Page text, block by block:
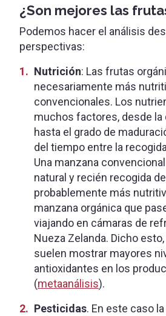
¿Son mejores las
Podemos hacer el análisis
perspectivas:
Nutrición: Las frutas
necesariamente más
convencionales. Los
muchos factores, desde la
hasta el grado de
del tiempo entre la
Una manzana
natural y recién recogida
probablemente más
manzana orgánica que
viajando en cámaras de
Nueza Zelanda. Dicho
suelen mostrar mayores
antioxidantes en los
(metaanálisis).
Pesticidas. En este caso